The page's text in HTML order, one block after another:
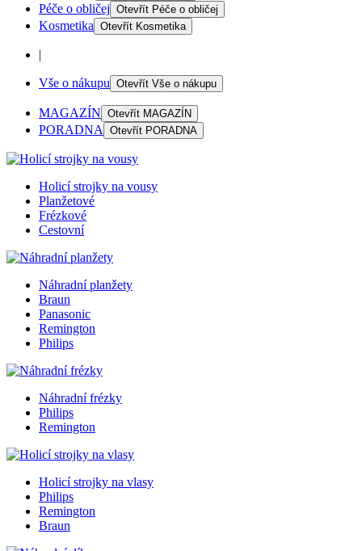
Péče o obličej Otevřít Péče o obličej
Kosmetika Otevřít Kosmetika
|
Vše o nákupu Otevřít Vše o nákupu
MAGAZÍN Otevřít MAGAZÍN
PORADNA Otevřít PORADNA
Holicí strojky na vousy
Planžetové
Frézkové
Cestovní
Náhradní planžety
Braun
Panasonic
Remington
Philips
Náhradní frézky
Philips
Remington
Holicí strojky na vlasy
Philips
Remington
Braun